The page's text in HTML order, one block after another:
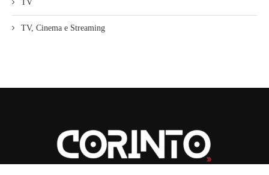
TV
TV, Cinema e Streaming